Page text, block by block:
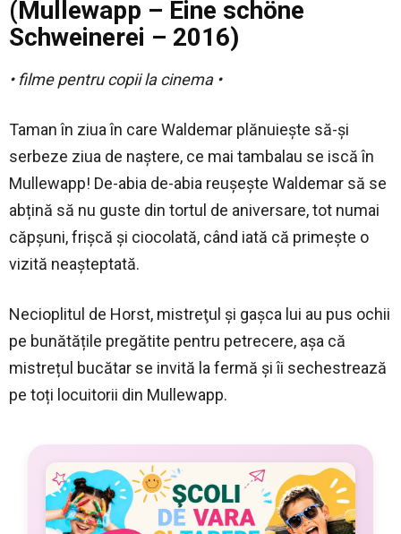
(Mullewapp – Eine schöne
Schweinerei – 2016)
• filme pentru copii la cinema •
Taman în ziua în care Waldemar plănuiește să-și
serbeze ziua de naștere, ce mai tambalau se iscă în
Mullewapp! De-abia de-abia reușește Waldemar să se
abțină să nu guste din tortul de aniversare, tot numai
căpșuni, frișcă și ciocolată, când iată că primește o
vizită neașteptată.
Necioplitul de Horst, mistreţul și gașca lui au pus ochii
pe bunătățile pregătite pentru petrecere, așa că
mistrețul bucătar se invită la fermă și îi sechestrează
pe toți locuitorii din Mullewapp.